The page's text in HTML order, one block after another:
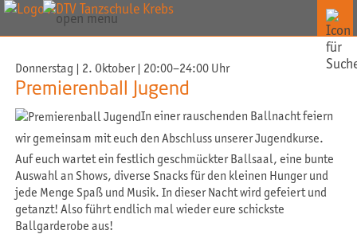
Donnerstag | 2. Oktober | 20:00–24:00 Uhr
Premierenball Jugend
In einer rauschenden Ballnacht feiern
wir gemeinsam mit euch den Abschluss unserer Jugendkurse.
Auf euch wartet ein festlich geschmückter Ballsaal, eine bunte
Auswahl an Shows, diverse Snacks für den kleinen Hunger und
jede Menge Spaß und Musik. In dieser Nacht wird gefeiert und
getanzt! Also führt endlich mal wieder eure schickste
Ballgarderobe aus!